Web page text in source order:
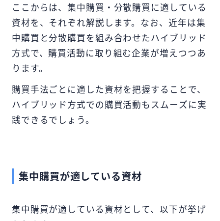
ここからは、集中購買・分散購買に適している
資材を、それぞれ解説します。なお、近年は集
中購買と分散購買を組み合わせたハイブリッド
方式で、購買活動に取り組む企業が増えつつあ
ります。
購買手法ごとに適した資材を把握することで、
ハイブリッド方式での購買活動もスムーズに実
践できるでしょう。
集中購買が適している資材
集中購買が適している資材として、以下が挙げ